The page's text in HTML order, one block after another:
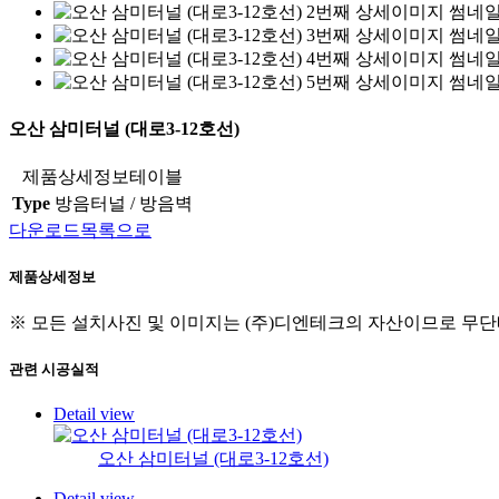
오산 삼미터널 (대로3-12호선)
제품상세정보테이블
Type 방음터널 / 방음벽
다운로드목록으로
제품상세정보
※ 모든 설치사진 및 이미지는 (주)디엔테크의 자산이므로 무
관련 시공실적
Detail view
오산 삼미터널 (대로3-12호선)